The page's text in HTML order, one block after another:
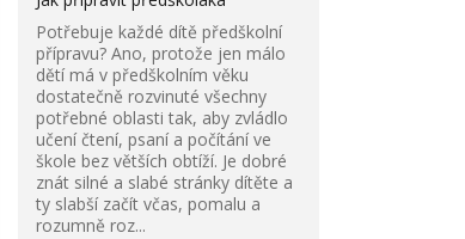
Potřebuje každé dítě předškolní
přípravu? Ano, protože jen málo
dětí má v předškolním věku
dostatečně rozvinuté všechny
potřebné oblasti tak, aby zvládlo
učení čtení, psaní a počítání ve
škole bez větších obtíží. Je dobré
znát silné a slabé stránky dítěte a
ty slabší začít včas, pomalu a
rozumně roz...